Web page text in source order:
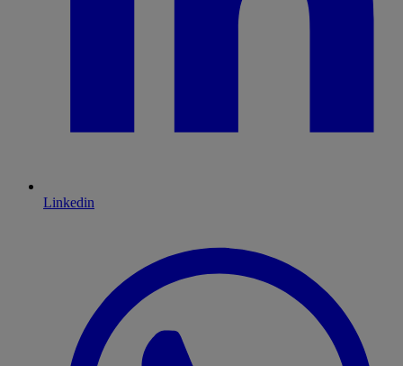
Linkedin